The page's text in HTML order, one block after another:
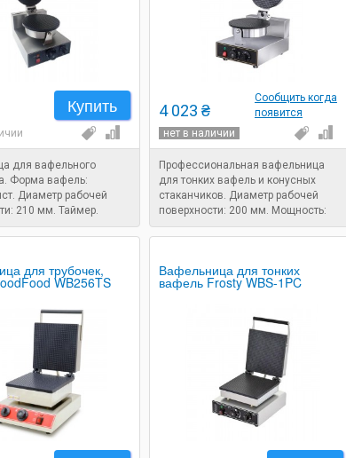
Купить
для вафельного
Форма вафель:
Диаметр рабочей
210 мм. Таймер.
кВт.
Сообщить когда
появится
4 023 ₴
нет в наличии
Профессиональная вафельница
для тонких вафель и конусных
стаканчиков. Диаметр рабочей
поверхности: 200 мм. Мощность:
1,2 кВт.
для трубочек,
WB256TS
Вафельница для тонких
вафель Frosty WBS-1PC